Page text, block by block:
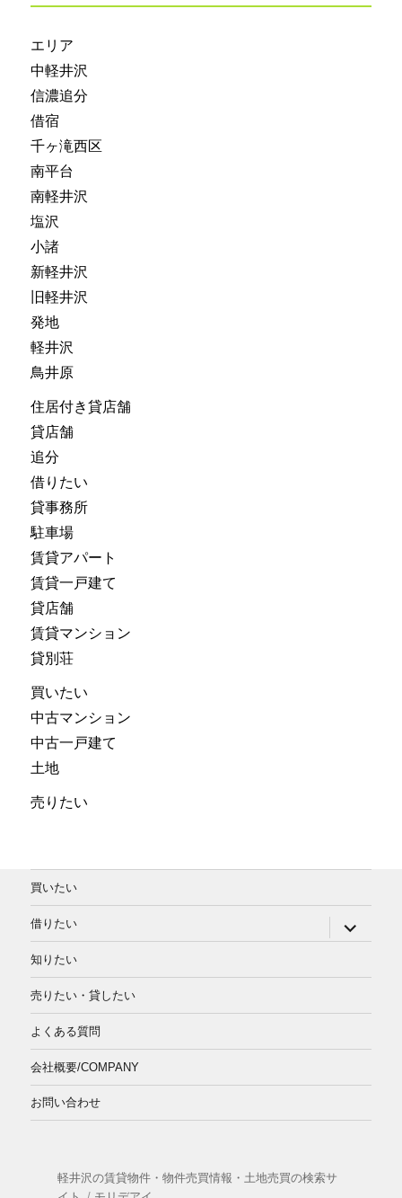
エリア
中軽井沢
信濃追分
借宿
千ヶ滝西区
南平台
南軽井沢
塩沢
小諸
新軽井沢
旧軽井沢
発地
軽井沢
鳥井原
住居付き貸店舗
貸店舗
追分
借りたい
貸事務所
駐車場
賃貸アパート
賃貸一戸建て
貸店舗
賃貸マンション
貸別荘
買いたい
中古マンション
中古一戸建て
土地
売りたい
買いたい
借りたい
サ
ブ
ュ
を
知りたい
売りたい・貸したい
よくある質問
会社概要/COMPANY
お問い合わせ
軽井沢の賃貸物件・物件売買情報・土地売買の検索サ